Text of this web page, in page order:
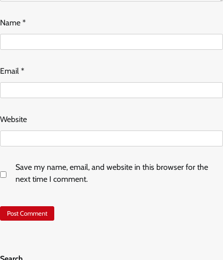
Name *
Email *
Website
Save my name, email, and website in this browser for the
next time I comment.